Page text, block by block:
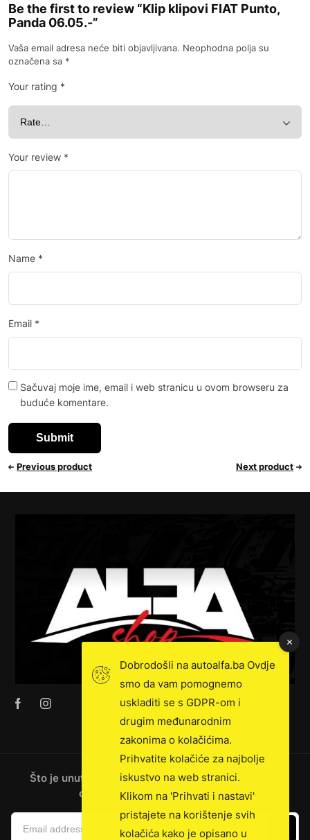
Be the first to review “Klip klipovi FIAT Punto,
Panda 06.05.-”
Vaša email adresa neće biti objavljivana. Neophodna polja su
označena sa *
Your rating *
Your review *
Name *
Email *
Sačuvaj moje ime, email i web stranicu u ovom browseru za
buduće komentare.
Previous product Next product
Što je unutra: novosti, ekskluzivna prodaja, vijesti
o kamionima i još mnogo toga!
Dobrodošli na autoalfa.ba Ovdje
smo da vam pomognemo
uskladiti se s GDPR-om i
drugim međunarodnim
zakonima o kolačićima.
Prihvatite kolačiće za najbolje
iskustvo na web stranici.
Klikom na 'Prihvati i nastavi'
pristajete na korištenje svih
kolačića kako je opisano u